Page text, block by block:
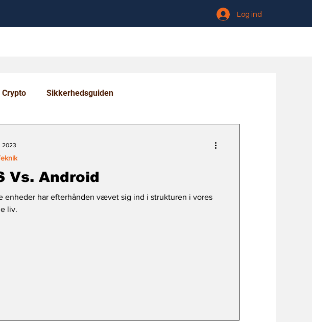
Log ind
Sikkerhedsguiden
Vs. Android
enheder har efterhånden vævet sig ind i strukturen i vores
liv.
2023